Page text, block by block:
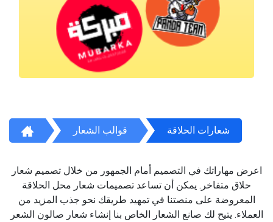
قوالب الشعار شعارات الحلاقة
اعرض مهاراتك في التصميم أمام الجمهور من خلال تصميم شعار
حلاق متفاخر. يمكن أن تساعد تصميمات شعار محل الحلاقة
المعروضة على منصتنا في تمهيد طريقك نحو جذب المزيد من
العملاء. يتيح لك صانع الشعار الخاص بنا إنشاء شعار صالون الشعر